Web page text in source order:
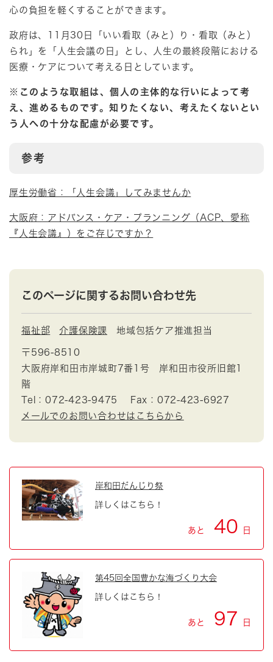
心の負担を軽くすることができます。
政府は、11月30日「いい看取（みと）り・看取（みと）
られ」を「人生会議の日」とし、人生の最終段階における
医療・ケアについて考える日としています。
※このような取組は、個人の主体的な行いによって考
え、進めるものです。 知りたくない、考えたくないとい
う人への十分な配慮が必要です。
参考
厚生労働省：「人生会議」してみませんか
大阪府：アドバンス・ケア・プランニング（ACP、愛称
『人生会議』）をご存じですか？
このページに関するお問い合わせ先
福祉部 介護保険課 地域包括ケア推進担当
〒596-8510
大阪府岸和田市岸城町7番1号 岸和田市役所旧館1
階
Tel：072-423-9475
Fax：072-423-6927
メールでのお問い合わせはこちらから
岸和田だんじり祭
詳しくはこちら！
あと 40 日
第45回全国豊かな海づくり大会
詳しくはこちら！
あと 97 日